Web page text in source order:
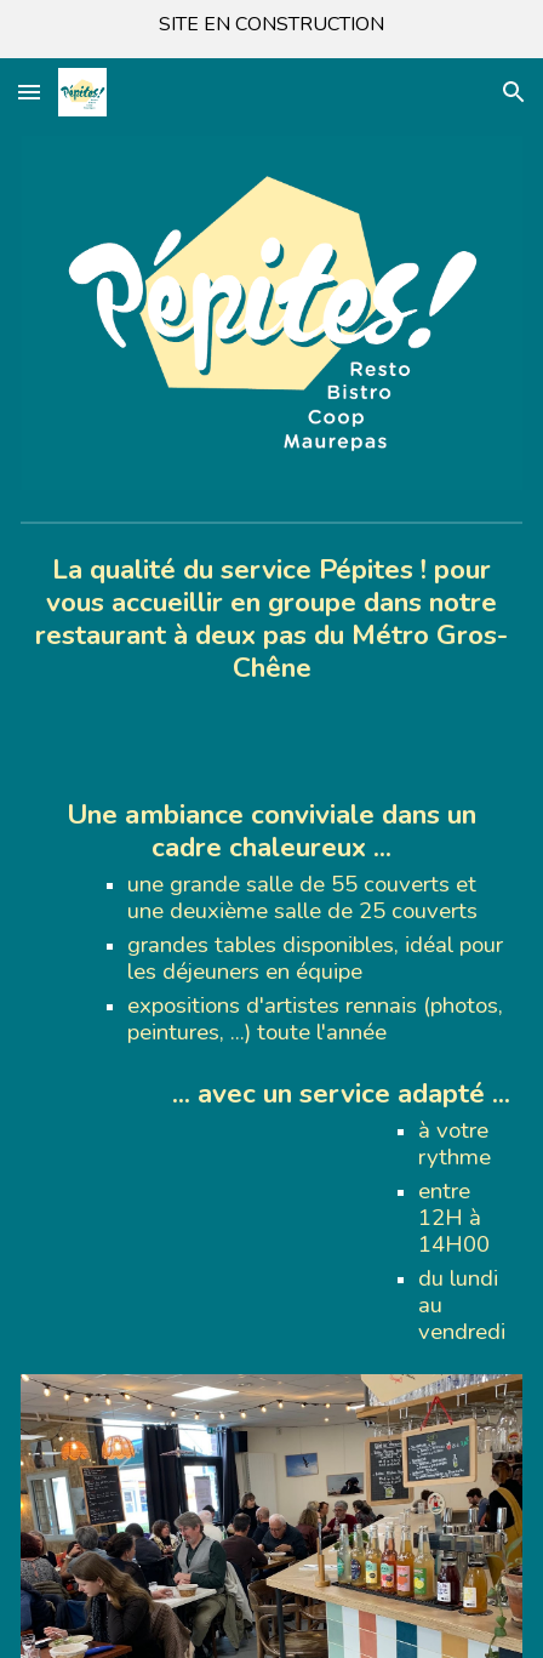
SITE EN CONSTRUCTION
La qualité du service Pépites ! pour
vous accueillir en groupe dans notre
restaurant à deux pas du Métro Gros-
Chêne
Une ambiance conviviale dans un
cadre chaleureux ...
une grande salle de 55 couverts et
une deuxième salle de 25 couverts
grandes tables disponibles, idéal pour
les déjeuners en équipe
expositions d'artistes rennais (photos,
peintures, ...) toute l'année
... avec un service adapté ...
à votre
rythme
entre
12H à
14H00
du lundi
au
vendredi